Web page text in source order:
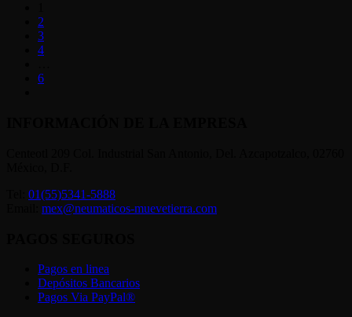
2
3
4
6
01(55)5341-5888
mex@neumaticos-muevetierra.com
Pagos en linea
Depósitos Bancarios
Pagos Via PayPal®